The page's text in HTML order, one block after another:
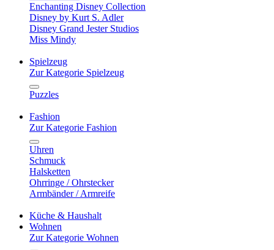
Enchanting Disney Collection
Disney by Kurt S. Adler
Disney Grand Jester Studios
Miss Mindy
Spielzeug
Zur Kategorie Spielzeug
Puzzles
Fashion
Zur Kategorie Fashion
Uhren
Schmuck
Halsketten
Ohrringe / Ohrstecker
Armbänder / Armreife
Küche & Haushalt
Wohnen
Zur Kategorie Wohnen